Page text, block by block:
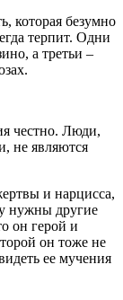
которая безумно
терпит. Одни
а третьи –
честно. Люди,
не являются
и нарцисса,
нужны другие
он герой и
он тоже не
ее мучения